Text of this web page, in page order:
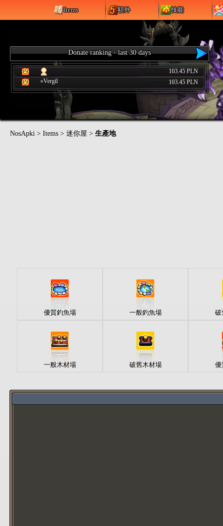
Items 額外 技能
Donate ranking - last 30 days
103.45 PLN
»Vergil
103.45 PLN
NosApki > Items > 迷你屋 > 生產地
優質釣魚場 一般釣魚場 破
一般木材場 破舊木材場 優